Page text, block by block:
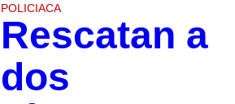
POLICIACA
Rescatan a
dos